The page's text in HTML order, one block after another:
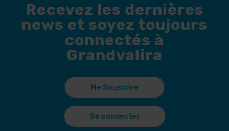
Recevez les dernières
news et soyez toujours
connectés à
Grandvalira
Me Souscrire
Se connecter